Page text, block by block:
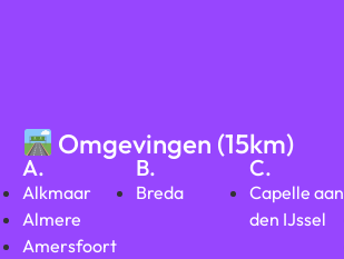
Omgevingen (15km)
A.
Alkmaar
Almere
Amersfoort
B.
Breda
C.
Capelle aan
den IJssel